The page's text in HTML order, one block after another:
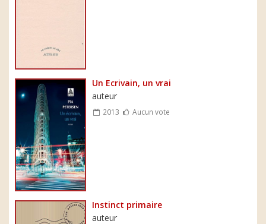
Un Ecrivain, un vrai
auteur
2013 Aucun vote
Instinct primaire
auteur